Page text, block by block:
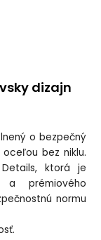
dizajn
o bezpečný
bez niklu.
ktorá je
a prémiového
normu